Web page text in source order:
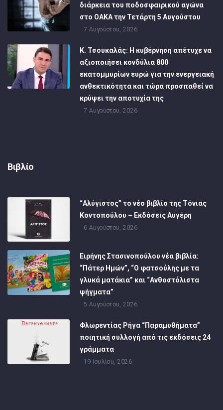
διάρκεια του ποδοσφαιρικού αγώνα
στο ΟΑΚΑ την Τετάρτη 5 Αυγούστου
7 Αυγούστου, 2026
Κ. Τσουκαλάς: Η κυβέρνηση απέτυχε να
αξιοποιήσει κονδύλια 800
εκατομμυρίων ευρώ για την ενεργειακή
ανθεκτικότητα και τώρα προσπαθεί να
κρύψει την αποτυχία της
7 Αυγούστου, 2026
Βιβλίο
“Αλύγιστος” το νέο βιβλίο της Τόνιας
Κοντοπούλου – Εκδόσεις Αυγέρη
6 Αυγούστου, 2026
Ειρήνης Στασινοπούλου νέα βιβλία:
“Πάτερ Ημών”, “Ο φατσούλης με τα
γλυκά ματάκια” και “Ανθοστόλιστα
ψήγματα”
5 Αυγούστου, 2026
Φλωρεντίας Ρήγα “Παραμυθήματα”
ποιητική συλλογή από τις εκδόσεις 24
γράμματα
19 Ιουλίου, 2026